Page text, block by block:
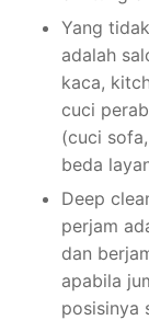
Yang
adalah
kaca,
cuci
(cuci
beda
Deep
perjam
dan
apabila
posisinya